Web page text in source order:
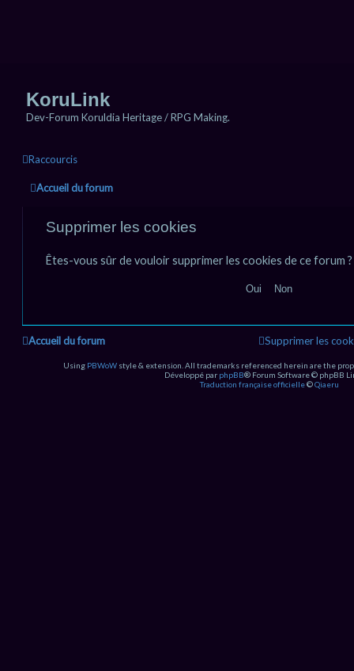
KoruLink
Dev-Forum Koruldia Heritage / RPG Making.
Raccourcis
Accueil du forum
Supprimer les cookies
Êtes-vous sûr de vouloir supprimer les cookies de ce forum ?
Accueil du forum Supprimer les
Using PBWoW style & extension. All trademarks referenced herein are the
Développé par phpBB® Forum Software © phpBB
Traduction française officielle©Qiaeru